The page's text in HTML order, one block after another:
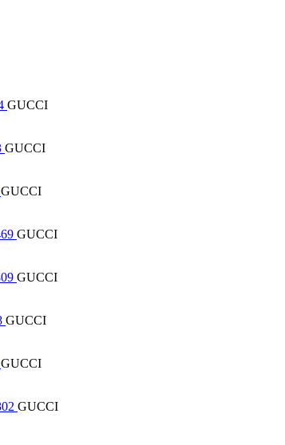
GUCCI
GUCCI
GUCCI
GUCCI
GUCCI
GUCCI
GUCCI
GUCCI